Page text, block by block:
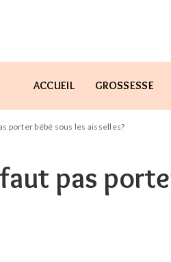
ACCUEIL GROSSESSE
porter bébé sous les aisselles?
pas